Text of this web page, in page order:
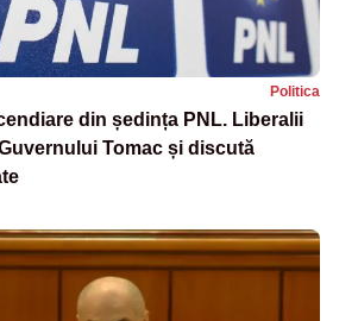
Politica
din ședința PNL. Liberalii
Tomac și discută